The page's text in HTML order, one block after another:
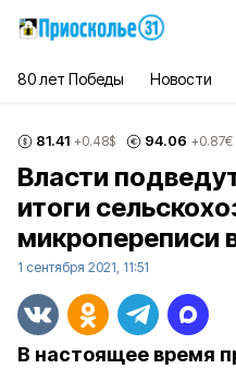
80 лет Победы Новости
81.41 +0.48$ 94.06 +0.87€
Власти
итоги
микропереписи
1 сентября 2021, 11:51
В настоящее время